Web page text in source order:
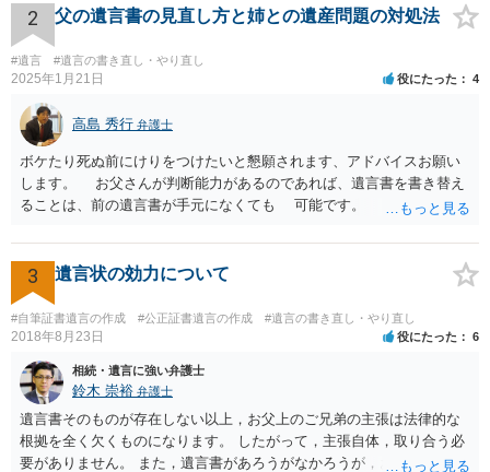
ースが多いと思います。 報酬体系は、弁護士ごとに異なりますので一
律の基準はありません。
2 父の遺言書の見直し方と姉との遺産問題の対処法
#遺言 #遺言の書き直し・やり直し
2025年1月21日 役にたった 4
高島 秀行 弁護士
ボケたり死ぬ前にけりをつけたいと懇願されます、アドバイスお願い
します。 お父さんが判断能力があるのであれば、遺言書を書き替え
ることは、前の遺言書が手元になくても 可能です。 将来遺言の効
してもらって 診断書を取得して、公証役場へ行って公正証書遺言を
作成するのがよいと思います。 将来争われることが見込まれること
から、弁護士に依頼して手続きを進めた方がよいと思います。
3 遺言状の効力について
#自筆証書遺言の作成 #公正証書遺言の作成 #遺言の書き直し・やり直し
2018年8月23日 役にたった 6
相続・遺言に強い弁護士
鈴木 崇裕 弁護士
遺言書そのものが存在しない以上，お父上のご兄弟の主張は法律的な
根拠を全く欠くものになります。 したがって，主張自体，取り合う必
要がありません。 また，遺言書があろうがなかろうが，お父上のご兄